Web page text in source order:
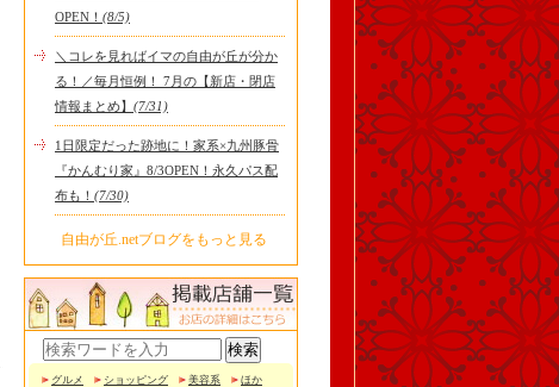
土曜日限定ランチセット(12:00〜15:00)は
じまりました！※数量限定その日のおす
cheese & booze ost
【 平日限定ランチメニュー 】 ワンプレー
トランチ登場！！パスタやリゾットにも
色々付くようにな..
京都九条ねぎ焼き専門店 ねぎ家 -時代
家 旬-
【ランチ限定】鉄板炙りホルモン丼🔥本
顧問契約 】 冷え性改善協会は、小規模の
エステサロン、リ..
OPEN！ (8/5)
＼コレを見ればイマの自由が丘が分か
る！／毎月恒例！ 7月の【新店・閉店
情報まとめ】 (7/31)
1日限定だった跡地に！家系×九州豚骨
『かんむり家』8/3OPEN！永久パス配
布も！ (7/30)
自由が丘.netブログをもっと見る
グルメ ショッピング 美容系 ほか